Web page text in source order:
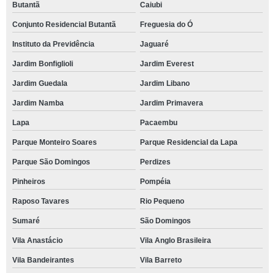
Butantã Caiubi
Conjunto Residencial Butantã Freguesia do Ó
Instituto da Previdência Jaguaré
Jardim Bonfiglioli Jardim Everest
Jardim Guedala Jardim Libano
Jardim Namba Jardim Primavera
Lapa Pacaembu
Parque Monteiro Soares Parque Residencial da Lapa
Parque São Domingos Perdizes
Pinheiros Pompéia
Raposo Tavares Rio Pequeno
Sumaré São Domingos
Vila Anastácio Vila Anglo Brasileira
Vila Bandeirantes Vila Barreto